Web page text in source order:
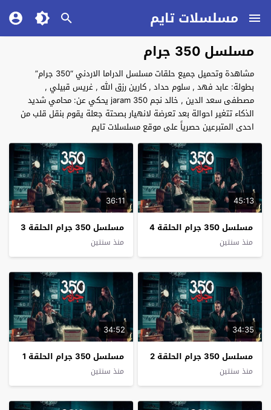
مسلسلات تايم
مسلسل 350 جرام
مشاهدة وتحميل جميع حلقات مسلسل الدراما الاردني “350 جرام”
بطولة: عابد فهد , سلوم حداد , كارين رزق الله , غريس قبيلي ,
مصطفى سعد الدين , خالد نجم 350 jaram يحكي عن: محامي شديد
الذكاء تتغير احوالة بعد تعرضة لانهيار بصحتة جعلة يقوم بنقل قلب من
احدى المتبرعين حصرياً على موقع مسلسلات تايم
45:13
مسلسل 350 جرام الحلقة 4
منذ سنتين
36:11
مسلسل 350 جرام الحلقة 3
منذ سنتين
34:35
مسلسل 350 جرام الحلقة 2
منذ سنتين
34:52
مسلسل 350 جرام الحلقة 1
منذ سنتين